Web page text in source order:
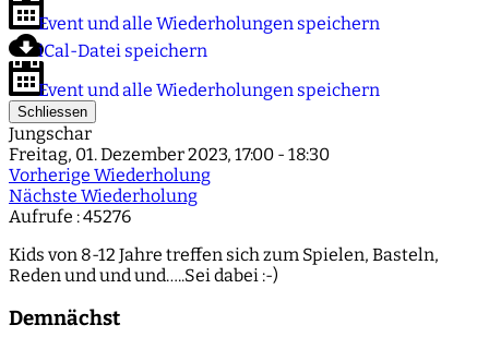
Event und alle Wiederholungen speichern
iCal-Datei speichern
Event und alle Wiederholungen speichern
Schliessen
Jungschar
Freitag, 01. Dezember 2023, 17:00 - 18:30
Vorherige Wiederholung
Nächste Wiederholung
Aufrufe : 45276
Kids von 8-12 Jahre treffen sich zum Spielen, Basteln,
Reden und und und…..Sei dabei :-)
Demnächst